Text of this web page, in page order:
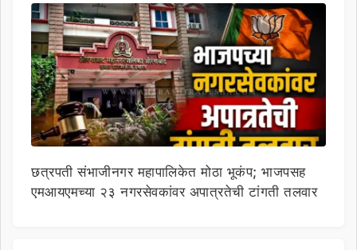
छत्रपती संभाजीनगर महापालिकेत मोठा भूकंप; भाजपसह
एमआयएमच्या २३ नगरसेवकांवर अपात्रतेची टांगती तलवार